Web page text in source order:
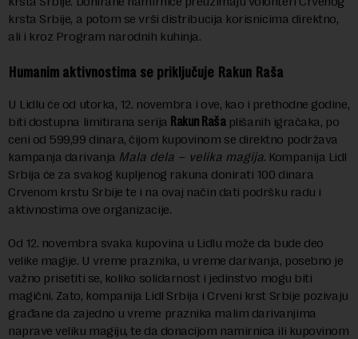
krsta Srbije, a potom se vrši distribucija korisnicima direktno,
ali i kroz Program narodnih kuhinja.
Humanim aktivnostima se priključuje Rakun Raša
U Lidlu će od utorka, 12. novembra i ove, kao i prethodne godine,
biti dostupna limitirana serija Rakun Rašaplišanih igračaka, po
ceni od 599,99 dinara, čijom kupovinom se direktno podržava
kampanja darivanja Mala dela – velika magija. Kompanija Lidl
Srbija će za svakog kupljenog rakuna donirati 100 dinara
Crvenom krstu Srbije te i na ovaj način dati podršku radu i
aktivnostima ove organizacije.
Od 12. novembra svaka kupovina u Lidlu može da bude deo
velike magije. U vreme praznika, u vreme darivanja, posebno je
važno prisetiti se, koliko solidarnost i jedinstvo mogu biti
magični. Zato, kompanija Lidl Srbija i Crveni krst Srbije pozivaju
građane da zajedno u vreme praznika malim darivanjima
naprave veliku magiju, te da donacijom namirnica ili kupovinom